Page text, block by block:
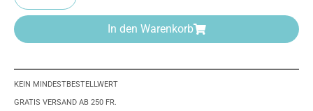
In den Warenkorb
KEIN MINDESTBESTELLWERT
GRATIS VERSAND AB 250 FR.